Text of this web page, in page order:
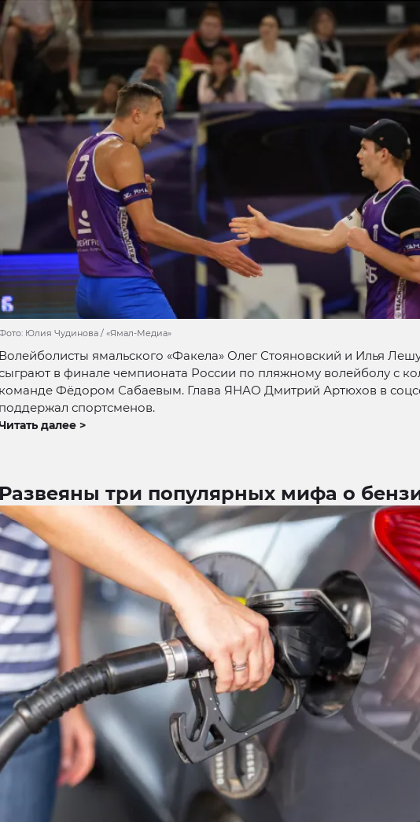
Юлия Чудинова / «Ямал-Медиа»
Волейболисты ямальского «Факела» Олег Стояновский и Илья
в финале чемпионата России по пляжному волейболу с
команде Фёдором Сабаевым. Глава ЯНАО Дмитрий Артюхов в
поддержал спортсменов.
далее >
Развеяны три популярных мифа о